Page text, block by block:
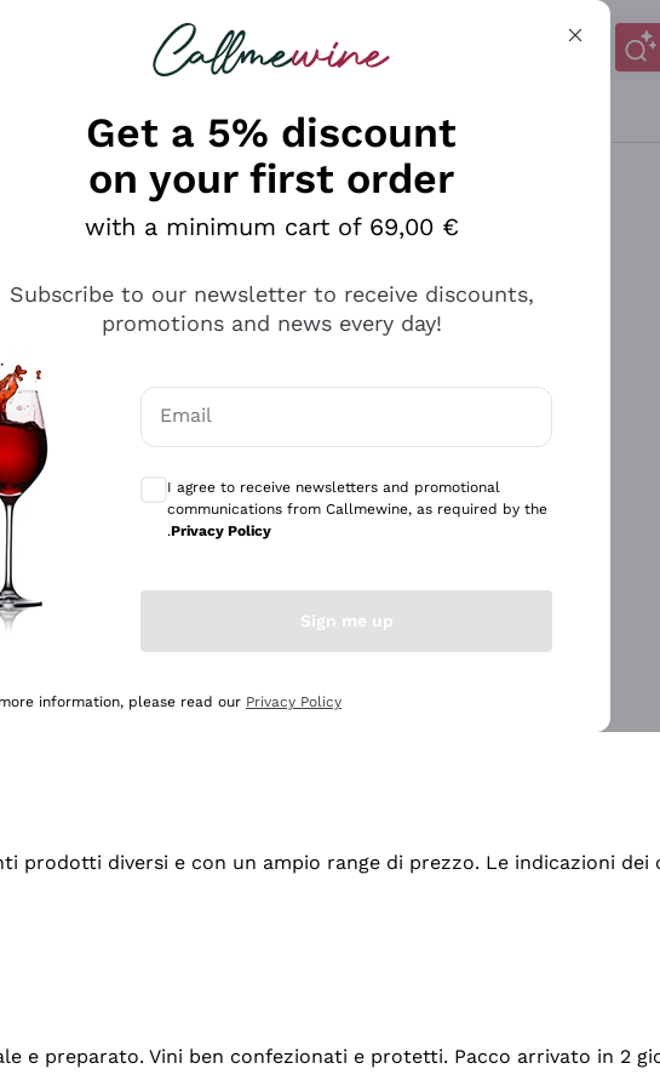
looking for
professionalità
diversi e con un ampio range di prezzo. Le indicazioni dei
e preparato. Vini ben confezionati e protetti. Pacco arrivato in 2
Get a 5% discount
on your first order
with a minimum cart of 69,00 €
Subscribe to our newsletter to receive discounts,
promotions and news every day!
Email
I agree to receive newsletters and promotional
communications from Callmewine, as required by the
.Privacy Policy
Sign me up
information, please read our Privacy Policy